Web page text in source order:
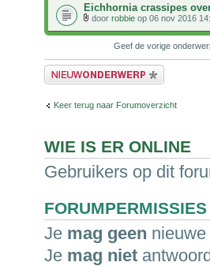
Eichhornia crassipes
door robbie op 06 nov 2016
Geef de vorige
Plaats een nieuw bericht
Keer terug naar Forumoverzicht
WIE IS ER ONLINE
Gebruikers op dit
FORUMPERMISSIES
Je mag geen
Je mag niet